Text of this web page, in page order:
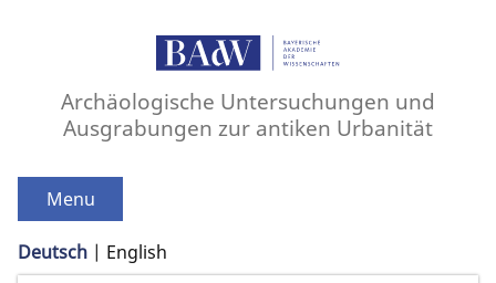
Archäologische Untersuchungen und
Ausgrabungen zur antiken Urbanität
Menu
Deutsch English